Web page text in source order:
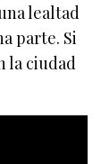
lealtad
parte. Si
la ciudad